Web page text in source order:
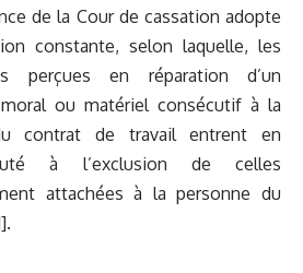
de la Cour de cassation adopte
constante, selon laquelle, les
perçues en réparation d’un
ou matériel consécutif à la
contrat de travail entrent en
à l’exclusion de celles
attachées à la personne du
.